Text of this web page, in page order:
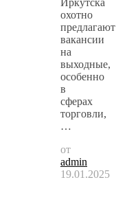
Иркутска
охотно
предлагают
вакансии
на
выходные,
особенно
в
сферах
торговли,
…
от
admin
19.01.2025